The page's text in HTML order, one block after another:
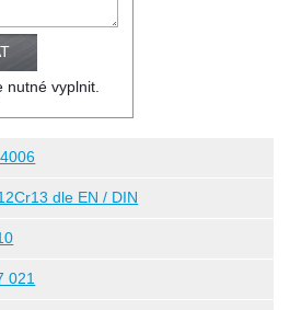
nutné vyplnit.
dle EN / DIN
021